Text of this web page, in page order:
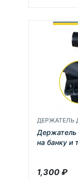
ДЕРЖАТЕЛЬ
Держатель
на банку и
1,300₽